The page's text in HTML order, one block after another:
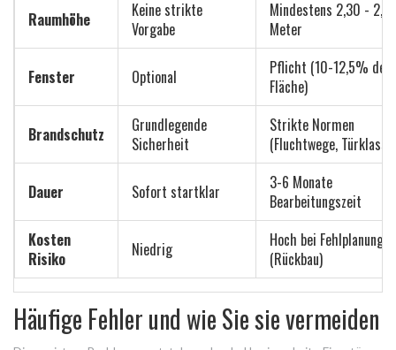
Raumhöhe
Keine strikte
Vorgabe
Mindestens 2,30 -
Meter
Fenster Optional
Pflicht (10-12,5% der
Fläche)
Brandschutz
Grundlegende
Sicherheit
Strikte Normen
(Fluchtwege,
Dauer Sofort startklar
3-6 Monate
Bearbeitungszeit
Kosten
Risiko
Niedrig
Hoch bei Fehlplanung
(Rückbau)
Häufige Fehler und wie Sie sie vermeiden